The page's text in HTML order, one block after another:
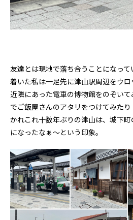
友達とは現地で落ち合うことになっ
着いた私は一足先に津山駅周辺をウロ
近隣にあった電車の博物館をのぞい
でご飯屋さんのアタリをつけてみたり
かれこれ十数年ぶりの津山は、城下
になったなぁ〜という印象。